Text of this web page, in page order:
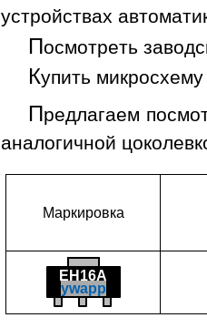
устройствах
Посмотреть
Купить
Предлагаем
аналогичной
Мар­ки­ров­ка
EH16A
ywapp